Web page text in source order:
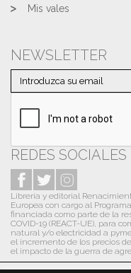
Mis vales
NEWSLETTER
REDES SOCIALES
Librería y editorial
Europea con cargo al
financiada como parte de la
COVID-19 (REACT-UE), para
natural y/o electricidad a
el incremento de los precios
el impacto de la guerra de